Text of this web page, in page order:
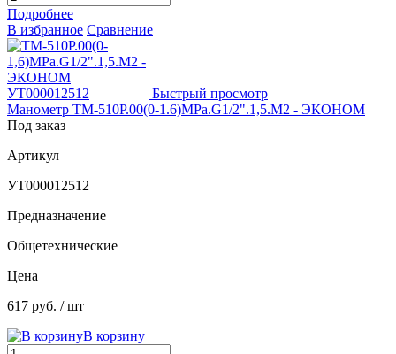
Подробнее
В избранное Сравнение
Быстрый просмотр
Манометр ТМ-510Р.00(0-1.6)MPa.G1/2".1,5.М2 - ЭКОНОМ
Под заказ
Артикул
УТ000012512
Предназначение
Общетехнические
Цена
617 руб. / шт
В корзину